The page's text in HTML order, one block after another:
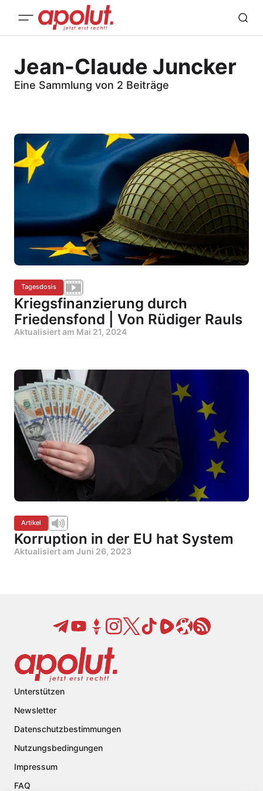
Jean-Claude Juncker
Eine Sammlung von 2 Beiträge
Tagesdosis
Kriegsfinanzierung durch
Friedensfond | Von Rüdiger Rauls
Aktualisiert am Mai 21, 2024
Artikel
Korruption in der EU hat System
Aktualisiert am Juni 26, 2023
Unterstützen
Newsletter
Datenschutzbestimmungen
Nutzungsbedingungen
Impressum
FAQ